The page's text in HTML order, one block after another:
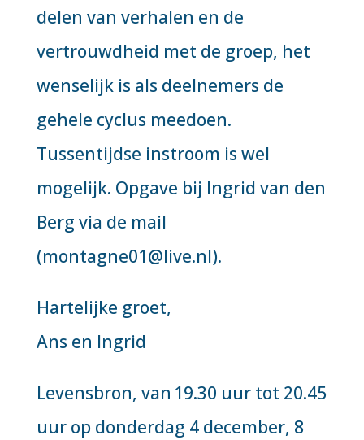
delen van verhalen en de
vertrouwdheid met de groep, het
wenselijk is als deelnemers de
gehele cyclus meedoen.
Tussentijdse instroom is wel
mogelijk. Opgave bij Ingrid van den
Berg via de mail
(montagne01@live.nl).
Hartelijke groet,
Ans en Ingrid
Levensbron, van 19.30 uur tot 20.45
uur op donderdag 4 december, 8